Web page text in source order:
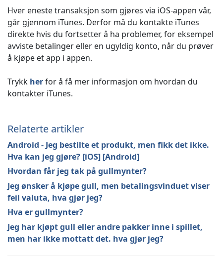
Hver eneste transaksjon som gjøres via iOS-appen vår,
går gjennom iTunes. Derfor må du kontakte iTunes
direkte hvis du fortsetter å ha problemer, for eksempel
avviste betalinger eller en ugyldig konto, når du prøver
å kjøpe et app i appen.
Trykk herfor å få mer informasjon om hvordan du
kontakter iTunes.
Relaterte artikler
Android - Jeg bestilte et produkt, men fikk det ikke.
Hva kan jeg gjøre? [iOS] [Android]
Hvordan får jeg tak på gullmynter?
Jeg ønsker å kjøpe gull, men betalingsvinduet viser
feil valuta, hva gjør jeg?
Hva er gullmynter?
Jeg har kjøpt gull eller andre pakker inne i spillet,
men har ikke mottatt det. hva gjør jeg?